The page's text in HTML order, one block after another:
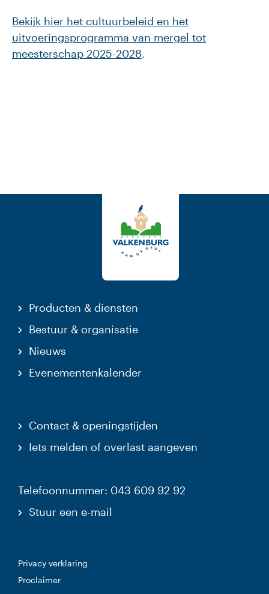
Bekijk hier het cultuurbeleid en het
uitvoeringsprogramma van mergel tot
meesterschap 2025-2028.
Producten & diensten
Bestuur & organisatie
Nieuws
Evenementenkalender
Contact & openingstijden
Iets melden of overlast aangeven
Telefoonnummer: 043 609 92 92
Stuur een e-mail
Privacy verklaring
Proclaimer